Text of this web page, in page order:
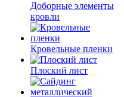
Доборные элементы
кровли
Кровельные пленки
Плоский лист